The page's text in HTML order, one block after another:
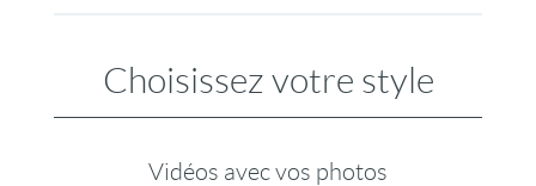
Choisissez votre style
Vidéos avec vos photos